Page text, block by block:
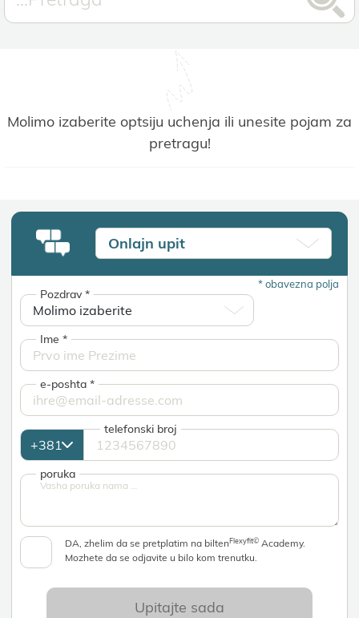
Molimo izaberite optsiјu uchenja ili unesite poјam za
pretragu!
Onlaјn upit
*obavezna polja
Pozdrav*
Ime*
e-poshta*
telefonski broј
poruka
DA, zhelim da se pretplatim na biltenFlexyfit© Academy.
Mozhete da se odјavite u bilo kom trenutku.
Upitaјte sada